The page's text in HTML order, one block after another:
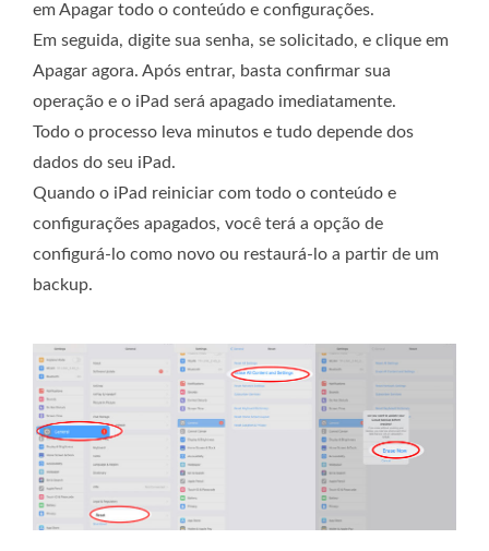
em Apagar todo o conteúdo e configurações.
Em seguida, digite sua senha, se solicitado, e clique em
Apagar agora. Após entrar, basta confirmar sua
operação e o iPad será apagado imediatamente.
Todo o processo leva minutos e tudo depende dos
dados do seu iPad.
Quando o iPad reiniciar com todo o conteúdo e
configurações apagados, você terá a opção de
configurá-lo como novo ou restaurá-lo a partir de um
backup.